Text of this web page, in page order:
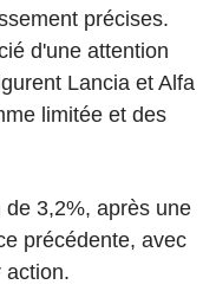
précises.
d'une attention
Lancia et Alfa
limitée et des
3,2%, après une
précédente, avec
action.